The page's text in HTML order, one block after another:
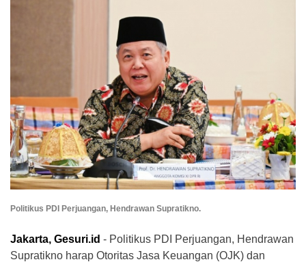
Politikus PDI Perjuangan, Hendrawan Supratikno.
Jakarta, Gesuri.id - Politikus PDI Perjuangan, Hendrawan
Supratikno harap Otoritas Jasa Keuangan (OJK) dan